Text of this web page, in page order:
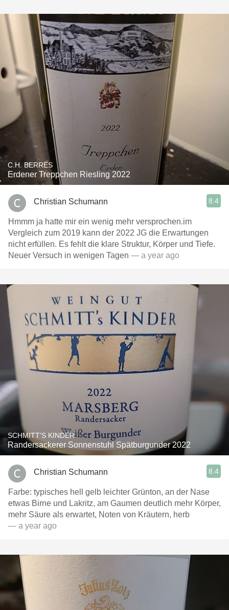
C.H. BERRES
Erdener Treppchen Riesling 2022
Christian Schumann 8.4
Hmmm ja hatte mir ein wenig mehr versprochen.im
Vergleich zum 2019 kann der 2022 JG die Erwartungen
nicht erfüllen. Es fehlt die klare Struktur, Körper und Tiefe.
Neuer Versuch in wenigen Tagen — a year ago
SCHMITT'S KINDER
Randersackerer Sonnenstuhl Spätburgunder 2022
Christian Schumann 8.4
Farbe: typisches hell gelb leichter Grünton, an der Nase
etwas Birne und Lakritz, am Gaumen deutlich mehr Körper,
mehr Säure als erwartet, Noten von Kräutern, herb
— a year ago